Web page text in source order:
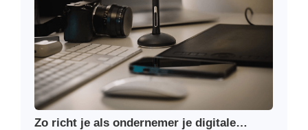
Zo richt je als ondernemer je digitale…